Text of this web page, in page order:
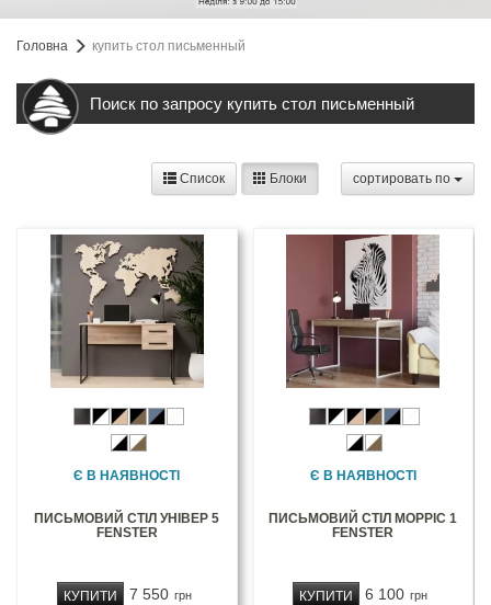
Головна купить стол письменный
Поиск по запросу купить стол письменный
cортировать по
Список Блоки
Є В НАЯВНОСТІ
ПИСЬМОВИЙ СТІЛ УНІВЕР 5
FENSTER
7 550 грн
КУПИТИ
Є В НАЯВНОСТІ
ПИСЬМОВИЙ СТІЛ МОРРІС 1
FENSTER
6 100 грн
КУПИТИ